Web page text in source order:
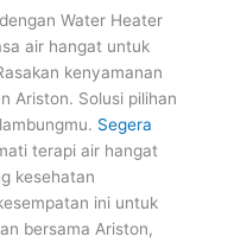
Water Heater
air hangat untuk
kenyamanan
Ariston. Solusi pilihan
Segera
terapi air hangat
kesehatan
ini untuk
bersama Ariston,